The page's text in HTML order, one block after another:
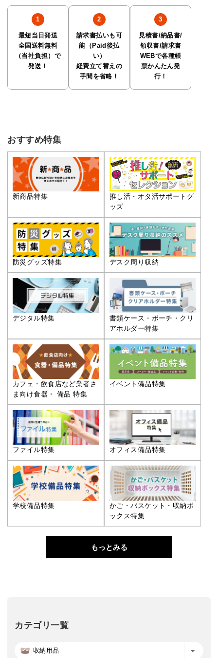
最短当日発送
全国送料無料
（当社負担）で
発送！
請求書払いも可
能（Paid後払
い）
経費立て替えの
手間を省略！
見積書/納品書/
領収書/請求書
WEBで各種帳
票かんたん発
行！
おすすめ特集
新商品特集
推し活・オタ活サポートグ
ッズ
防災グッズ特集 デスク周り収納
デジタル特集
書類ケース・ポーチ・クリ
アホルダー特集
カフェ・飲食店など業者さ
ま向け食器・ 備品 特集
イベント備品特集
ファイル特集 オフィス備品特集
学校備品特集
かご・バスケット・収納ボ
ックス特集
もっとみる
カテゴリ一覧
収納用品